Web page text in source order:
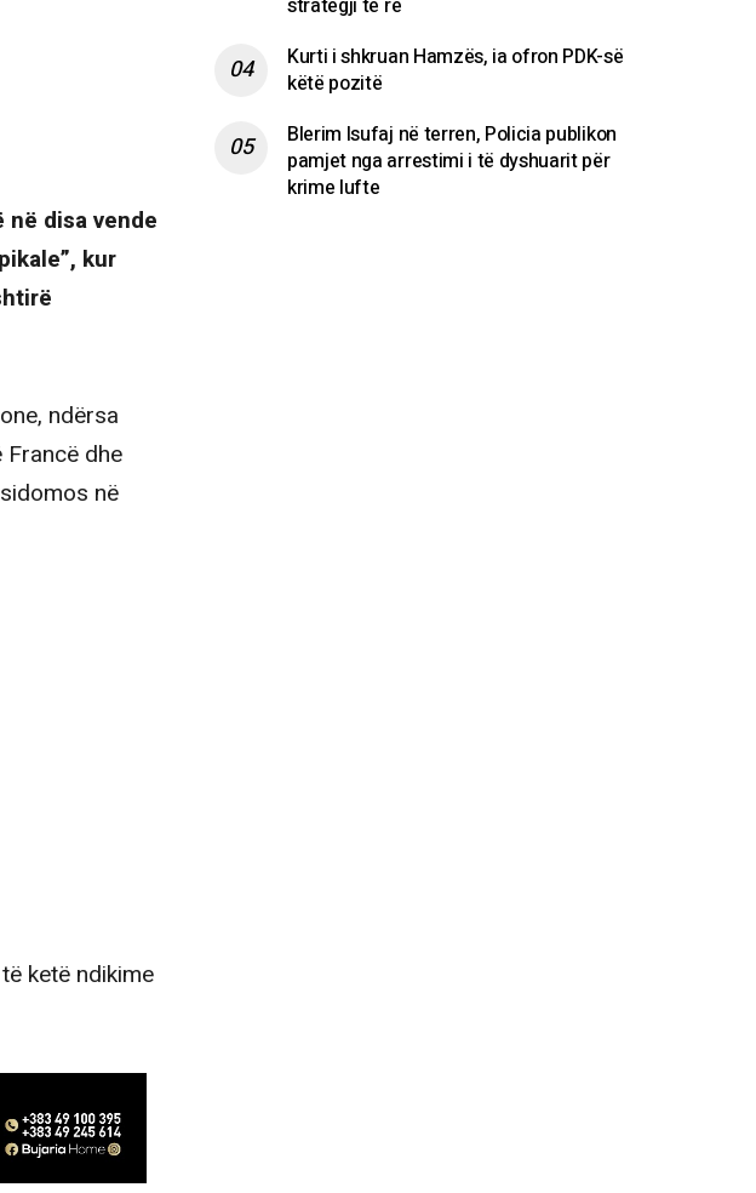
disa vende
kur
ndërsa
dhe
në
ketë ndikime
strategji të re
Kurti i shkruan Hamzës, ia ofron PDK-së
këtë pozitë
Blerim Isufaj në terren, Policia publikon
pamjet nga arrestimi i të dyshuarit për
krime lufte